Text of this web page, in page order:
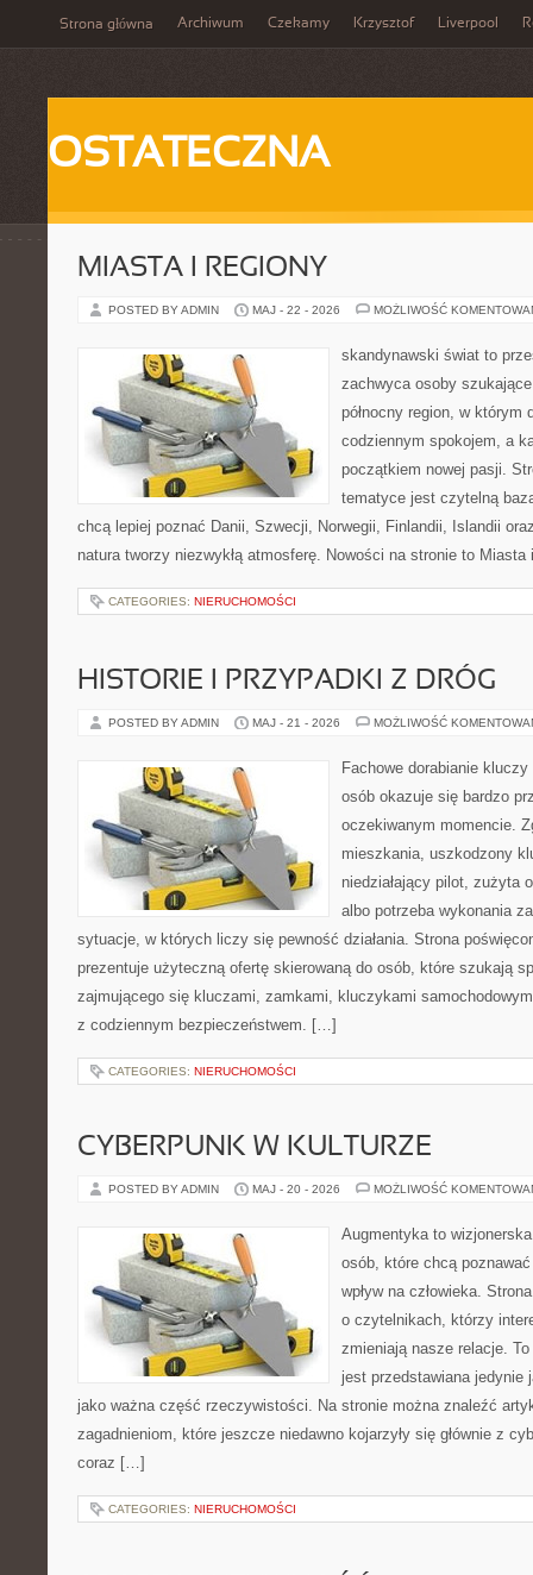
Strona główna Archiwum Czekamy Krzysztof Liverpool
OSTATECZNA
MIASTA I REGIONY
POSTED BY ADMIN MAJ - 22 - 2026 MOŻLIWOŚĆ
skandynawski świat to
zachwyca osoby
północny region, w
codziennym spokojem, a
początkiem nowej pasji.
tematyce jest czytelną
chcą lepiej poznać Danii, Szwecji, Norwegii, Finlandii, Islandii
natura tworzy niezwykłą atmosferę. Nowości na stronie to
CATEGORIES: NIERUCHOMOŚCI
HISTORIE I PRZYPADKI Z DRÓG
POSTED BY ADMIN MAJ - 21 - 2026 MOŻLIWOŚĆ
Fachowe dorabianie
osób okazuje się bardzo
oczekiwanym momencie.
mieszkania, uszkodzony
niedziałający pilot, zużyta
albo potrzeba wykonania
sytuacje, w których liczy się pewność działania. Strona
prezentuje użyteczną ofertę skierowaną do osób, które szukają
zajmującego się kluczami, zamkami, kluczykami
z codziennym bezpieczeństwem. […]
CATEGORIES: NIERUCHOMOŚCI
CYBERPUNK W KULTURZE
POSTED BY ADMIN MAJ - 20 - 2026 MOŻLIWOŚĆ
Augmentyka to
osób, które chcą
wpływ na człowieka.
o czytelnikach, którzy
zmieniają nasze relacje.
jest przedstawiana jedynie
jako ważna część rzeczywistości. Na stronie można znaleźć
zagadnieniom, które jeszcze niedawno kojarzyły się głównie z
coraz […]
CATEGORIES: NIERUCHOMOŚCI